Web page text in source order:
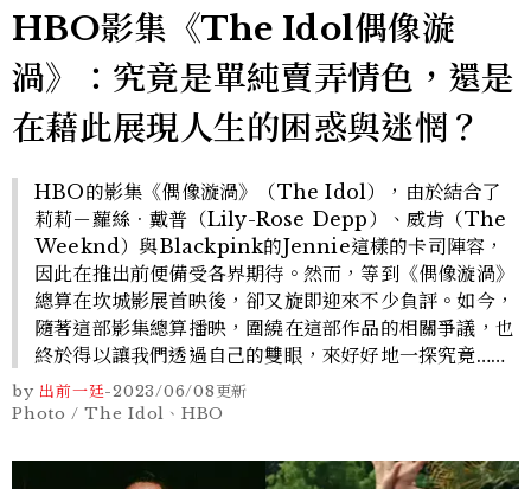
HBO影集《The Idol偶像漩
渦》：究竟是單純賣弄情色，還是
在藉此展現人生的困惑與迷惘？
HBO的影集《偶像漩渦》（The Idol），由於結合了
莉莉－蘿絲．戴普（Lily-Rose Depp）、威肯（The
Weeknd）與Blackpink的Jennie這樣的卡司陣容，
因此在推出前便備受各界期待。然而，等到《偶像漩渦》
總算在坎城影展首映後，卻又旋即迎來不少負評。如今，
隨著這部影集總算播映，圍繞在這部作品的相關爭議，也
終於得以讓我們透過自己的雙眼，來好好地一探究竟……
by 出前一廷-2023/06/08更新
Photo / The Idol、HBO